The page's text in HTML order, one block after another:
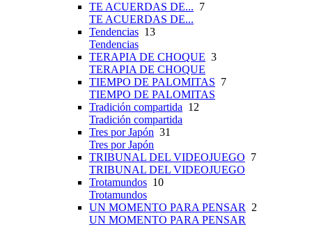
TE ACUERDAS DE... 7
TE ACUERDAS DE...
Tendencias 13
Tendencias
TERAPIA DE CHOQUE 3
TERAPIA DE CHOQUE
TIEMPO DE PALOMITAS 7
TIEMPO DE PALOMITAS
Tradición compartida 12
Tradición compartida
Tres por Japón 31
Tres por Japón
TRIBUNAL DEL VIDEOJUEGO 7
TRIBUNAL DEL VIDEOJUEGO
Trotamundos 10
Trotamundos
UN MOMENTO PARA PENSAR
2
UN MOMENTO PARA PENSAR